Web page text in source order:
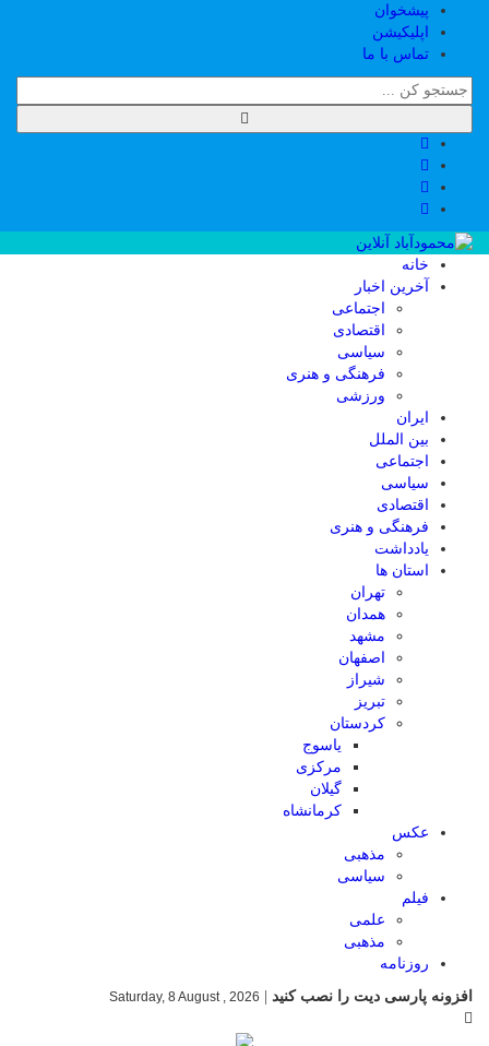
پیشخوان
اپلیکیشن
تماس با ما
خانه
آخرین اخبار
اجتماعی
اقتصادی
سیاسی
فرهنگی و هنری
ورزشی
ایران
بین الملل
اجتماعی
سیاسی
اقتصادی
فرهنگی و هنری
یادداشت
استان ها
تهران
همدان
مشهد
اصفهان
شیراز
تبریز
کردستان
یاسوج
مرکزی
گیلان
کرمانشاه
عکس
مذهبی
سیاسی
فیلم
علمی
مذهبی
روزنامه
افزونه پارسی دیت را نصب کنید
Saturday, 8 August , 2026